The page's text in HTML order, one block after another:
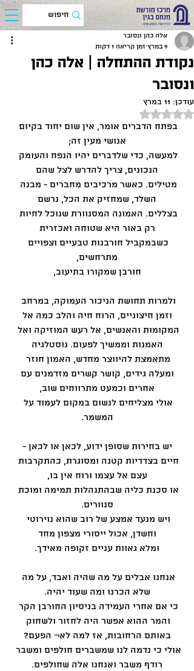
נקודת ההתחלה | אלה כהן
ונסובר
אלה כהן ונסובר
9 במרץ
זמן קריאה 1 דקות
עודכן: 11 במרץ
דירוג של NaN מתוך 5 כוכבים
בפתח הדברים אומר, אין שום יחוד בקיום
אנושי מעין זה;
למעשה, כדי שלדברים יהיו הנפח והעומק
הנכונים, צריך להדרש לצל שהם
מטילים. כאשר מרכיבים מִחברים - מבנה
השלד, שמחזיק את הכל, נרשם
בצללים. האמונה המסנוורת שנוכל לחיות
רק באור היא שטוחה ואכזרית
כשבמקביל חורבנות טבעיים וצפויים
מתרחשים,
חורבן שמקורו בתיעוב,
ולמרות תחושת הניכור העמוקה, במרחב
וזמן חיצוניים, הרוח חיה והלב כמה אל
המקומות והאנשים, אל רעש המוזיקה ואל
האמנות וממשיך לפעום. נוסטלגיה
מתאמצת להיווצר מחדש, האמון חוזר
ומעלה גידים, קושר קשרים מזדמנים עם
אחרים וכמעט מתרווחים שוב,
אולי מצליחים לנשום במקום לעמוד על
המשמר.
יש בחירות שסופן ידוע, לכאן או לכאן -
חיים בצדדיות קטנה ומסוגרת, כהתקרבות
עצם אל עצמו ורוח אין בו,
או סכנת כליה שבהתנהלות תמימה ומוכת
סנוורים.
ויש מנעד אמצע של רוב שהוא נוירוטי
וחשדן, אכול ייסורי מצפון מחד
ומלא גאוות עניים זקופה מאידך.
אנחנו אבלים על מה שהיה ואבד, על מה
שלא הכרנו ומה שעוד יהיה.
כי אם אחרי העמידה בניסיון החורבן הקר
והמר ההוא אפשר היה לחזור ולשחוק
באותם הרחובות, אז למה לא¬ הפעם?
אולי כי נדמה לנו שמשברים חולפים ומשבר
רודף משבר ואנחנו אלה שחולפים.